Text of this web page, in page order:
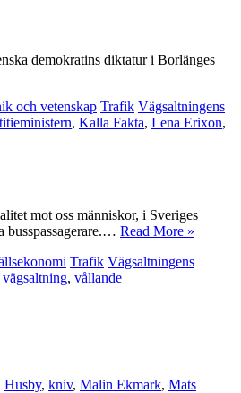
demokratins diktatur i Borlänges
och vetenskap Trafik Vägsaltningens
, Kalla Fakta, Lena Erixon,
mot oss människor, i Sveriges
busspassagerare.… Read More »
Trafik Vägsaltningens
vägsaltning, vållande
Husby, kniv, Malin Ekmark, Mats